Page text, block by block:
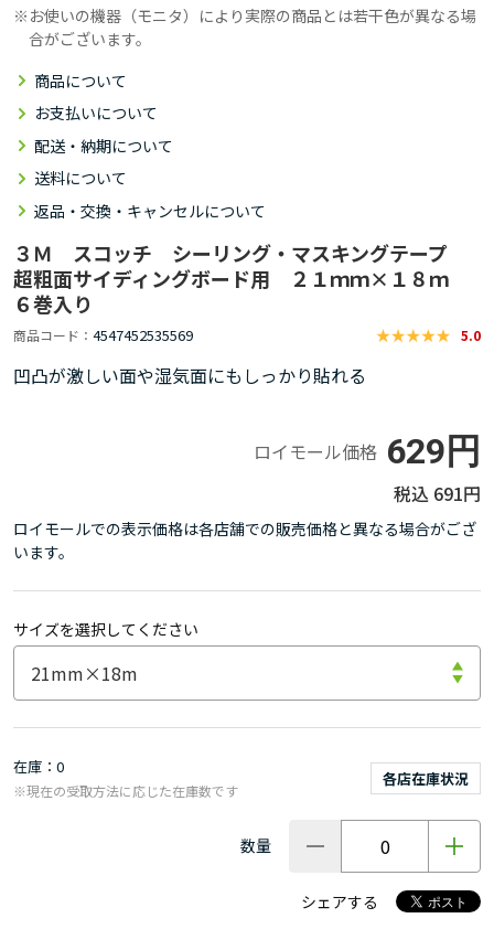
お使いの機器（モニタ）により実際の商品とは若干色が異なる場
合がございます。
商品について
お支払いについて
配送・納期について
送料について
返品・交換・キャンセルについて
３Ｍ スコッチ シーリング・マスキングテープ
超粗面サイディングボード用 ２１ｍｍ×１８ｍ
６巻入り
商品コード 4547452535569 5.0
凹凸が激しい面や湿気面にもしっかり貼れる
ロイモール価格 629円
691円
ロイモールでの表示価格は各店舗での販売価格と異なる場合がござ
います。
サイズを選択してください
在庫 0
各店在庫状況
※現在の受取方法に応じた在庫数です
数量
シェアする